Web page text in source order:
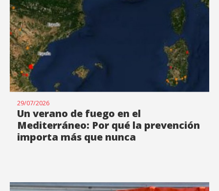
29/07/2026
Un verano de fuego en el
Mediterráneo: Por qué la prevención
importa más que nunca